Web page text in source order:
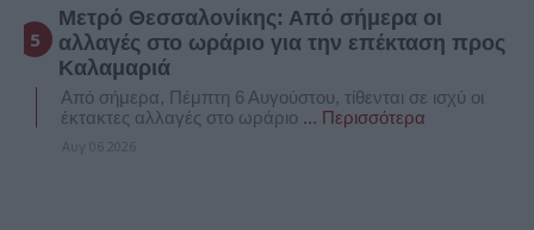
Μετρό Θεσσαλονίκης: Από σήμερα οι
αλλαγές στο ωράριο για την επέκταση προς
Καλαμαριά
Από σήμερα, Πέμπτη 6 Αυγούστου, τίθενται σε ισχύ οι
έκτακτες αλλαγές στο ωράριο ... Περισσότερα
Αυγ 06 2026